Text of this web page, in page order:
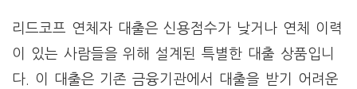
리드코프 연체자 대출은 신용점수가 낮거나 연체 이력
이 있는 사람들을 위해 설계된 특별한 대출 상품입니
다. 이 대출은 기존 금융기관에서 대출을 받기 어려운